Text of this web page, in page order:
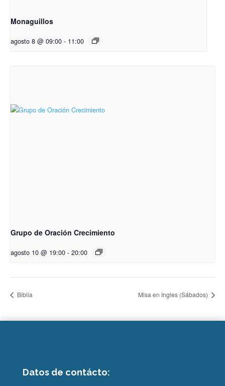
Monaguillos
agosto 8 @ 09:00 - 11:00
Grupo de Oración Crecimiento
agosto 10 @ 19:00 - 20:00
Biblia Misa en Ingles (Sábados)
Datos de contácto: